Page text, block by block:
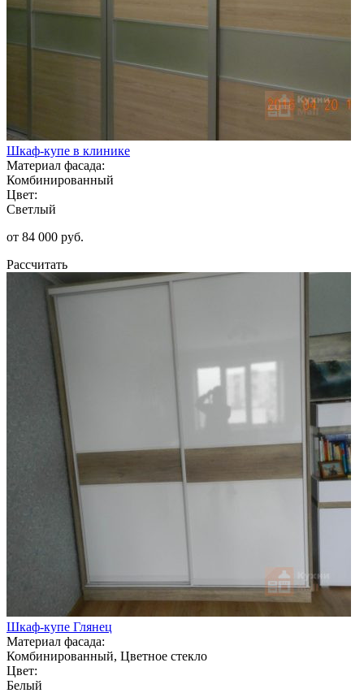
Шкаф-купе в клинике
Материал фасада:
Комбинированный
Цвет:
Светлый
от 84 000 руб.
Рассчитать
Шкаф-купе Глянец
Материал фасада:
Комбинированный, Цветное стекло
Цвет:
Белый